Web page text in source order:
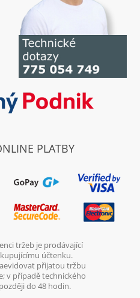
PLATBY
tržeb je prodávající
účtenku.
přijatou tržbu
v případě technického
do 48 hodin.